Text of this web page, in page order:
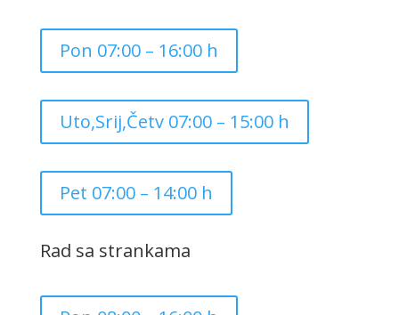
Pon 07:00 – 16:00 h
Uto,Srij,Četv 07:00 – 15:00 h
Pet 07:00 – 14:00 h
Rad sa strankama